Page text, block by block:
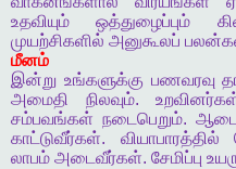
உதவியும்
ஒத்துழைப்பும்
முயற்சிகளில் அனுகூலப்
மீனம்
இன்று உங்களுக்கு பணவரவு
அமைதி
நிலவும்.
சம்பவங்கள் நடைபெறும். ஆடை
காட்டுவீர்கள். வியாபாரத்தில்
லாபம் அடைவீர்கள். சேமிப்பு